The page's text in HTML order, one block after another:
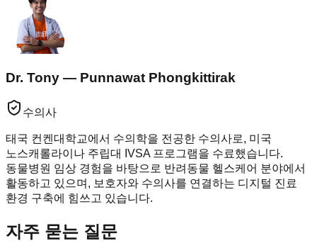
Dr. Tony — Punnawat Phongkittirak
수의사
태국 컨켄대학교에서 수의학을 전공한 수의사로, 미국
노스캐롤라이나 주립대 IVSA 프로그램을 수료했습니다.
동물병원 임상 경험을 바탕으로 반려동물 헬스케어 분야에서
활동하고 있으며, 보호자와 수의사를 연결하는 디지털 진료
환경 구축에 힘쓰고 있습니다.
자주 묻는 질문